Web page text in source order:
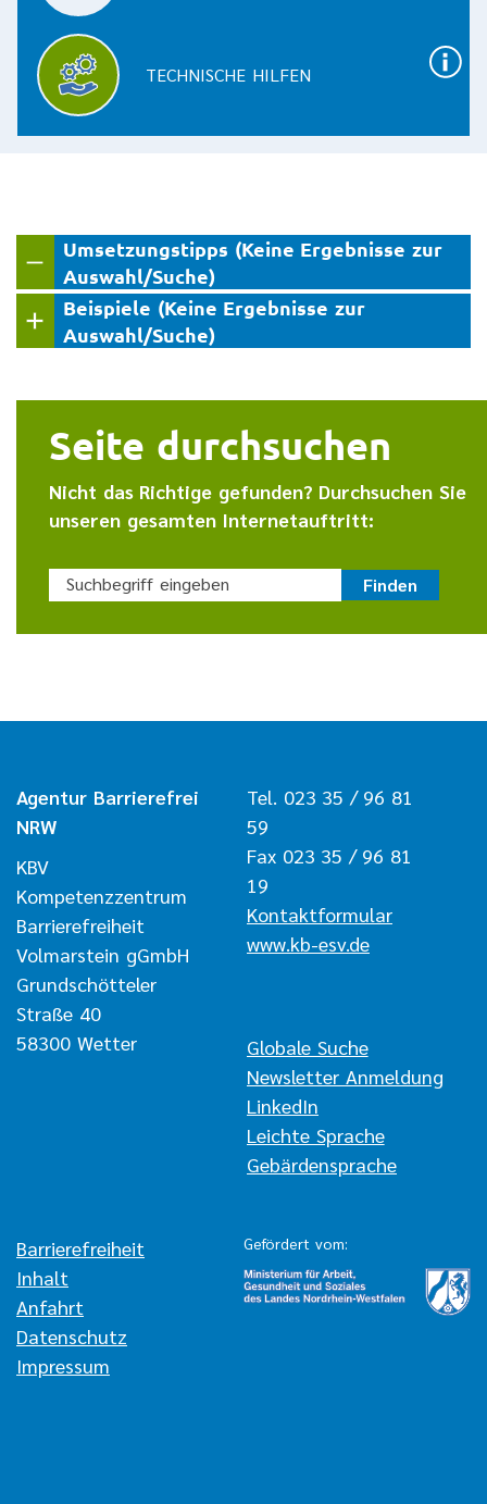
TECHNISCHE HILFEN
Umsetzungstipps (Keine Ergebnisse zur
Auswahl/Suche)
Beispiele (Keine Ergebnisse zur
Auswahl/Suche)
Seite durchsuchen
Nicht das Richtige gefunden? Durchsuchen Sie
unseren gesamten Internetauftritt:
Suchbegriff eingeben Finden
Agentur Barrierefrei
NRW
KBV
Kompetenzzentrum
Barrierefreiheit
Volmarstein gGmbH
Grundschötteler
Straße 40
58300 Wetter
Tel. 023 35 / 96 81
59
Fax 023 35 / 96 81
19
Kontaktformular
www.kb-esv.de
Navigation überspringen
Globale Suche
Newsletter Anmeldung
LinkedIn
Leichte Sprache
Gebärdensprache
Navigation überspringen
Barrierefreiheit
Inhalt
Anfahrt
Datenschutz
Impressum
Gefördert vom: